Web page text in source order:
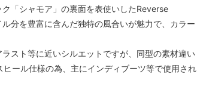
「シャモア」の裏面を表使いしたReverse
分を豊富に含んだ独特の風合いが魅力で、カラー
スト等に近いシルエットですが、同型の素材違い
ール仕様の為、主にインディブーツ等で使用され